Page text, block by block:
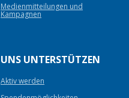
Medienmitteilungen und
Kampagnen
UNS UNTERSTÜTZEN
Aktiv werden